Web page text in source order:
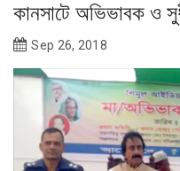
কানসাটে অভিভাবক ও
Sep 26, 2018